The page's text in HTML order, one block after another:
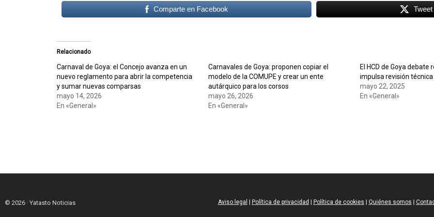
Comparte en Facebook Tweet
Relacionado
Carnaval de Goya: el Concejo avanza en un
nuevo reglamento para abrir la competencia
y sumar nuevas comparsas
mayo 14, 2026
En «General»
Carnavales de Goya: proponen copiar el
modelo de la COMUPE y crear un ente
autárquico para los corsos
mayo 26, 2026
En «General»
El HCD de Goya debate
impulsa revisión
mayo 22, 2025
En «General»
© 2026 · Yatasto Noticias Aviso legal Política de privacidad Política de cookies Quiénes somos